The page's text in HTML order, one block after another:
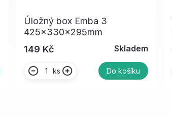
Úložný box Emba 3
425x330x295mm
149 Kč
Skladem
ks Do košíku